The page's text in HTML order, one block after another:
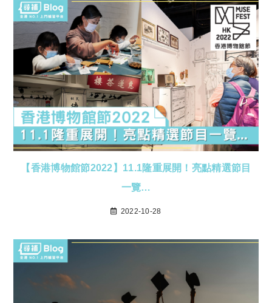
【香港博物館節2022】11.1隆重展開！亮點精選節目
一覽…
2022-10-28